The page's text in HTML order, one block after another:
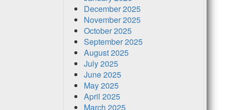
December 2025
November 2025
October 2025
September 2025
August 2025
July 2025
June 2025
May 2025
April 2025
March 2025